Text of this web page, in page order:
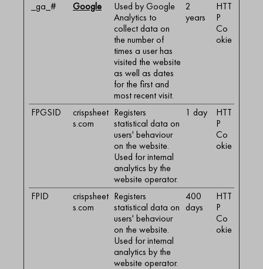
_ga_# Google
Used by Google
Analytics to
collect data on
the number of
times a user has
visited the website
as well as dates
for the first and
most recent visit.
2
years
HTT
P
Co
okie
FPGSID
crispsheet
s.com
Registers
statistical data on
users' behaviour
on the website.
Used for internal
analytics by the
website operator.
1 day
HTT
P
Co
okie
FPID
crispsheet
s.com
Registers
statistical data on
users' behaviour
on the website.
Used for internal
analytics by the
website operator.
400
days
HTT
P
Co
okie